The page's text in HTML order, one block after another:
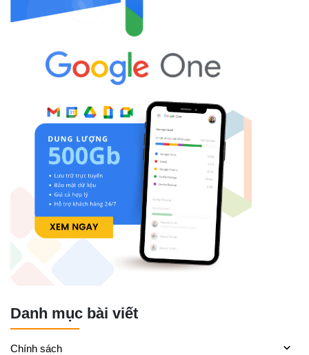
Danh mục bài viết
Chính sách